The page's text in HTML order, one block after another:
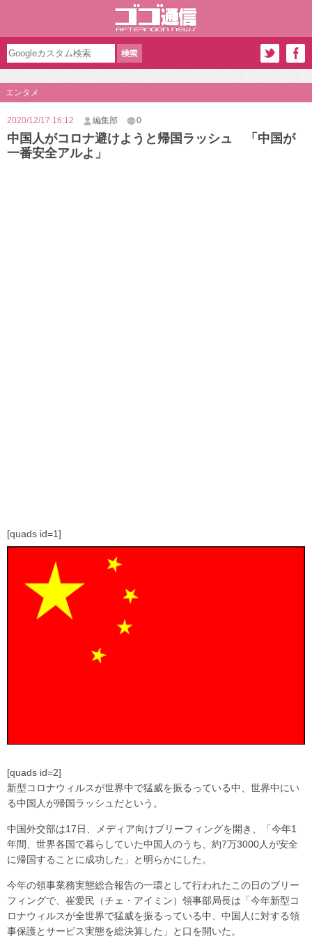
エンタメ
2020/12/17 16:12 編集部 0
中国人がコロナ避けようと帰国ラッシュ 「中国が
一番安全アルよ」
[quads id=1]
[quads id=2]
新型コロナウィルスが世界中で猛威を振るっている中、世界中にい
る中国人が帰国ラッシュだという。
中国外交部は17日、メディア向けブリーフィングを開き、「今年1
年間、世界各国で暮らしていた中国人のうち、約7万3000人が安全
に帰国することに成功した」と明らかにした。
今年の領事業務実態総合報告の一環として行われたこの日のブリー
フィングで、崔愛民（チェ・アイミン）領事部局長は「今年新型コ
ロナウィルスが全世界で猛威を振るっている中、中国人に対する領
事保護とサービス実態を総決算した」と口を開いた。